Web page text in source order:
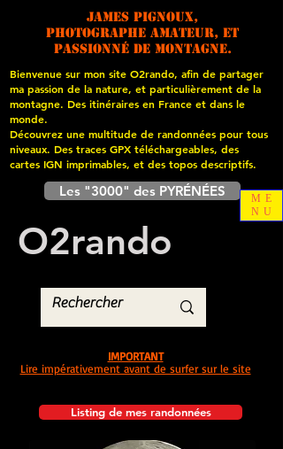
James PIGNOUX,
photographe amateur, et
passionné de montagne.
Bienvenue sur mon site O2rando, afin de partager
ma passion de la nature, et particulièrement de la
montagne. Des itinéraires en France et dans le
monde.
Découvrez une multitude de randonnées pour tous
niveaux. Des traces GPX téléchargeables, des
cartes IGN imprimables, et des topos descriptifs.
Les "3000" des PYRÉNÉES
O2rando
Listing de mes randonnées
IMPORTANT
Lire impérativement avant de surfer sur le site
ME
NU